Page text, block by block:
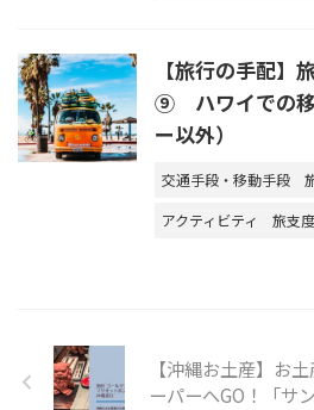
【旅行の手配】
⑨ ハワイでの移
ー以外）
交通手段・移動手段
アクティビティ
旅支度
【沖縄お土産】お
ーパーへGO！「サ